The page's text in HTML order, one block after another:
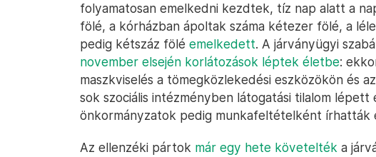
folyamatosan emelkedni kezdtek, tíz nap alatt a
fölé, a kórházban ápoltak száma kétezer fölé, a
pedig kétszáz fölé emelkedett. A járványügyi
november elsején korlátozások léptek életbe:
maszkviselés a tömegközlekedési eszközökön és
sok szociális intézményben látogatási tilalom lépett
önkormányzatok pedig munkafeltételként írhatták
Az ellenzéki pártok már egy hete követelték a